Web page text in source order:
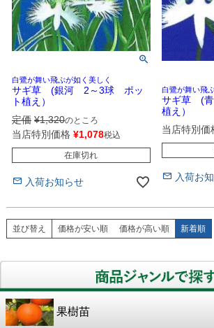
白鷺が舞い飛ぶが如く美しく
サギ草 (銀河 2～3球 ポッ
ト植え）
定価 ¥1,320のところ
当店特別価格 ¥1,078税込
在庫切れ
入荷お知らせ
白鷺が舞い飛
サギ草 (
植え）
当店特別価
入荷お
並び替え 価格が安い順 価格が高い順 新着順
果樹苗